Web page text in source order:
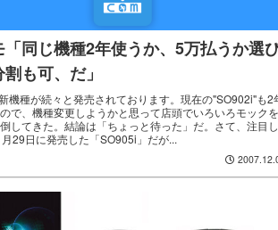
「同じ機種2年使うか、5万払うか選
も可、だ」
機種が続々と発売されております。現在の"SO902i"も2
で、機種変更しようかと思って店頭でいろいろモックを
してきた。結論は「ちょっと待った」だ。さて、注目し
29日に発売した「SO905i」だが...